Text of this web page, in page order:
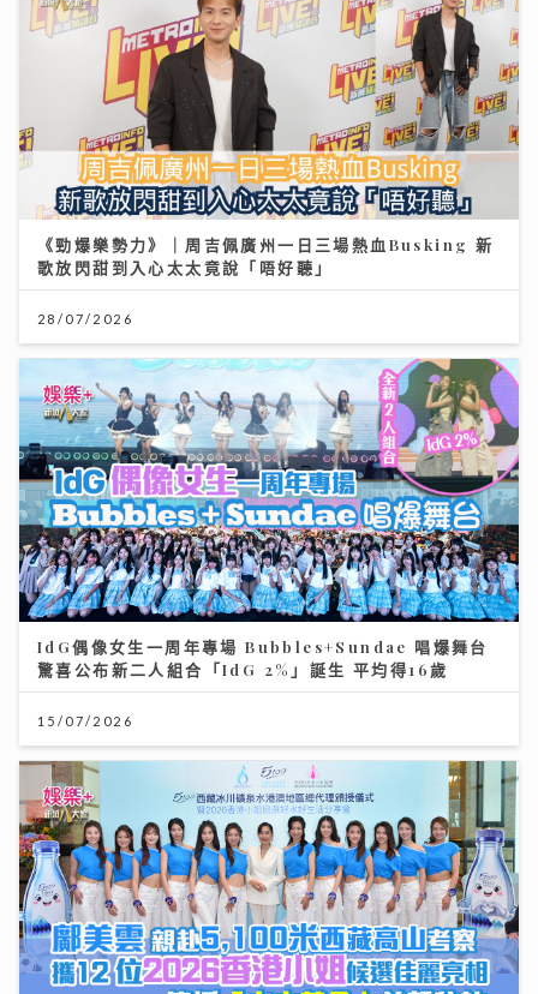
《勁爆樂勢力》｜周吉佩廣州一日三場熱血Busking 新
歌放閃甜到入心太太竟說「唔好聽」
28/07/2026
IdG偶像女生一周年專場 Bubbles+Sundae 唱爆舞台
驚喜公布新二人組合「IdG 2%」誕生 平均得16歲
15/07/2026